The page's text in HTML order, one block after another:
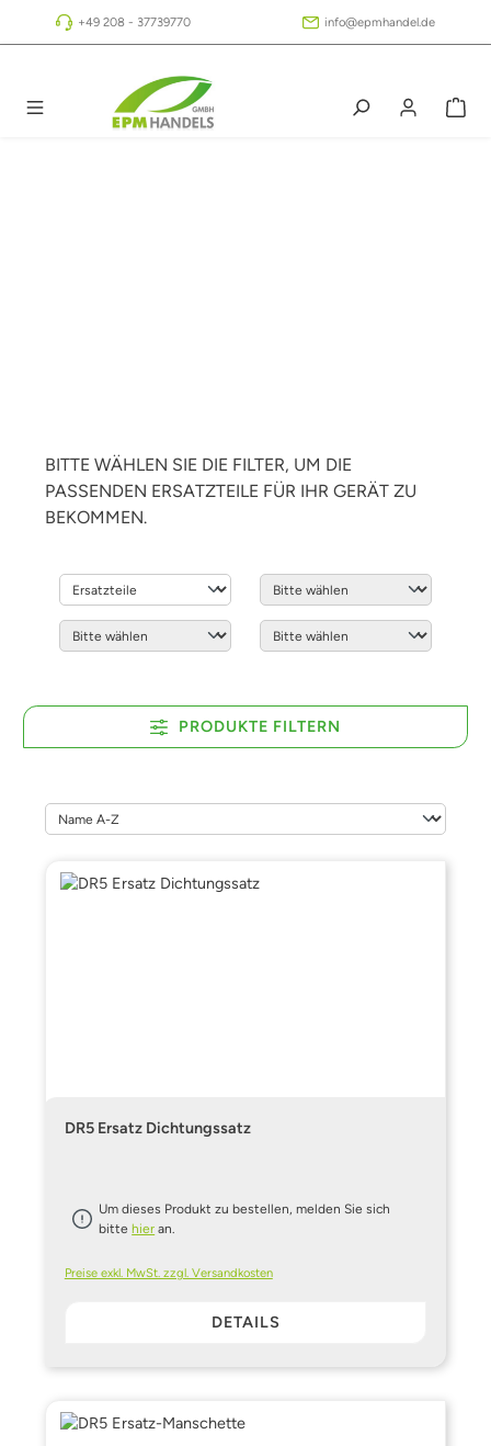
Zum Hauptinhalt springen
+49 208 - 37739770 info@epmhandel.de
BITTE WÄHLEN SIE DIE FILTER, UM DIE
PASSENDEN ERSATZTEILE FÜR IHR GERÄT ZU
BEKOMMEN.
PRODUKTE FILTERN
DR5 Ersatz Dichtungssatz
Um dieses Produkt zu bestellen, melden Sie sich
bittehier an.
Preise exkl. MwSt. zzgl. Versandkosten
DETAILS